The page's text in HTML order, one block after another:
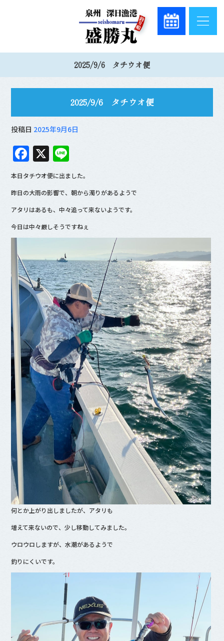
2025/9/6 タチウオ便
2025/9/6 タチウオ便
投稿日 2025年9月6日
F
a
c
e
b
o
o
k
X
n
e
本日タチウオ便に出ました。
昨日の大雨の影響で、朝から濁りがあるようで
アタリはあるも、中々追って来ないようです。
今日は中々厳しそうですねぇ
何とか上がり出しましたが、アタリも
増えて来ないので、少し移動してみました。
ウロウロしますが、水潮があるようで
釣りにくいです。